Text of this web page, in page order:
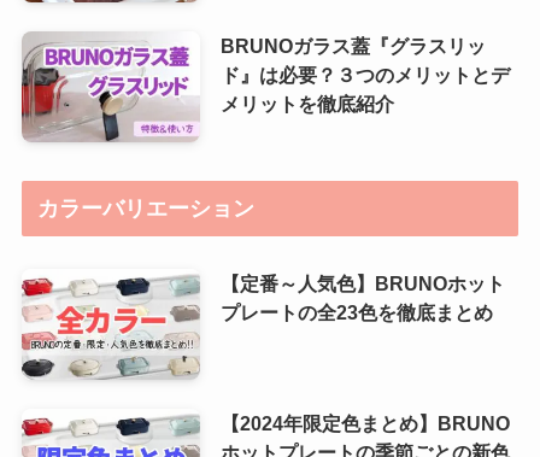
BRUNOガラス蓋『グラスリッ
ド』は必要？３つのメリットとデ
メリットを徹底紹介
カラーバリエーション
【定番～人気色】BRUNOホット
プレートの全23色を徹底まとめ
【2024年限定色まとめ】BRUNO
ホットプレートの季節ごとの新色